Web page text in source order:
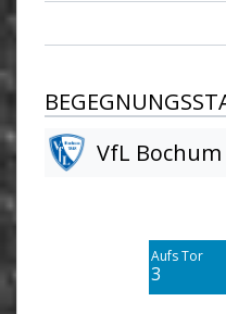
VfL Bochum
Aufs Tor
3